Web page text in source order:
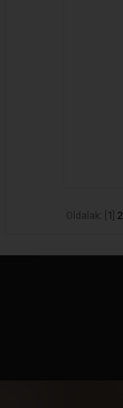
Oldalak: [ 1 2